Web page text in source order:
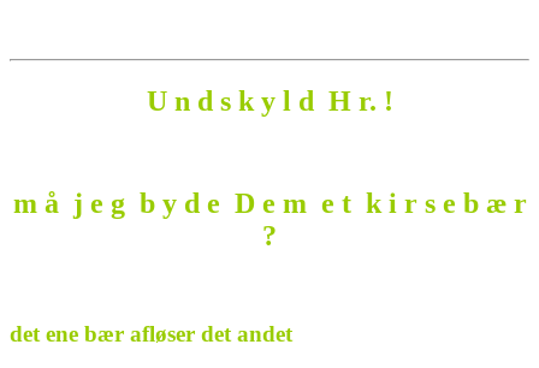
U n d s k y l d H r. !
m å j e g b y d e D e m e t k i r s e b æ r
?
det ene bær afløser det andet